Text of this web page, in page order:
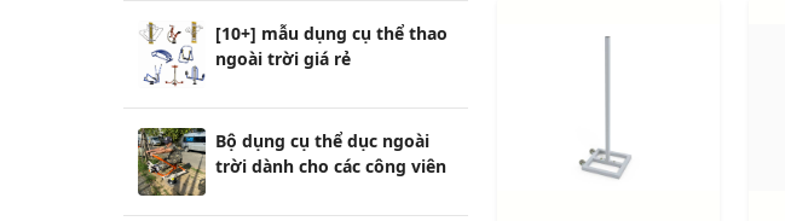
[10+] mẫu dụng cụ thể thao
ngoài trời giá rẻ
Bộ dụng cụ thể dục ngoài
trời dành cho các công viên